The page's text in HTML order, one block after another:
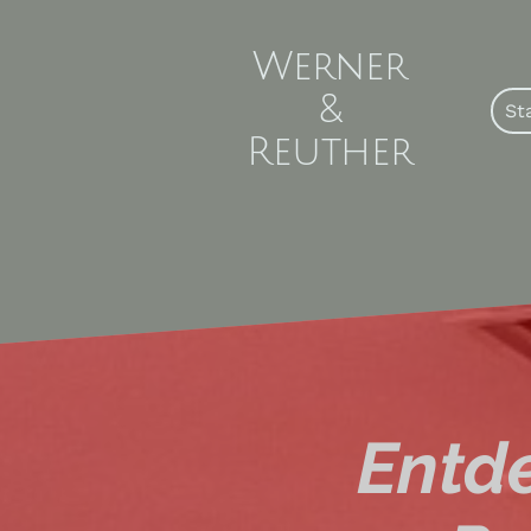
Werner
&
Reuther